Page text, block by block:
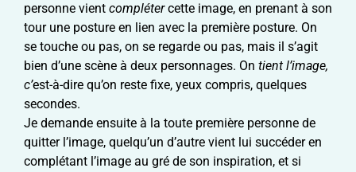
personne vient complétercette image, en prenant à son
tour une posture en lien avec la première posture. On
se touche ou pas, on se regarde ou pas, mais il s’agit
bien d’une scène à deux personnages. On tient l’image,
c’est-à-dire qu’on reste fixe, yeux compris, quelques
secondes.
Je demande ensuite à la toute première personne de
quitter l’image, quelqu’un d’autre vient lui succéder en
complétant l’image au gré de son inspiration, et si